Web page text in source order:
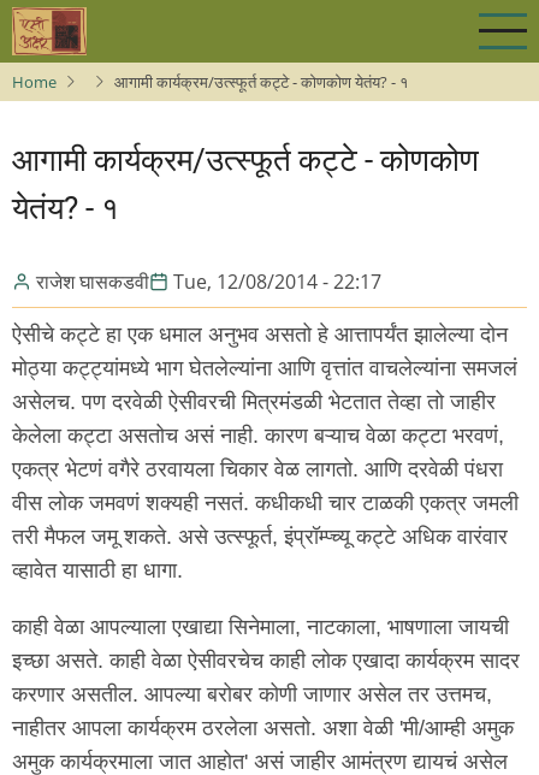
Skip
main
content
Home आगामी कार्यक्रम/उत्स्फूर्त कट्टे - कोणकोण येतंय? - १
आगामी कार्यक्रम/उत्स्फूर्त कट्टे - कोणकोण
येतंय? - १
राजेश घासकडवी Tue, 12/08/2014 - 22:17
ऐसीचे कट्टे हा एक धमाल अनुभव असतो हे आत्तापर्यंत झालेल्या दोन
मोठ्या कट्ट्यांमध्ये भाग घेतलेल्यांना आणि वृत्तांत वाचलेल्यांना समजलं
असेलच. पण दरवेळी ऐसीवरची मित्रमंडळी भेटतात तेव्हा तो जाहीर
केलेला कट्टा असतोच असं नाही. कारण बऱ्याच वेळा कट्टा भरवणं,
एकत्र भेटणं वगैरे ठरवायला चिकार वेळ लागतो. आणि दरवेळी पंधरा
वीस लोक जमवणं शक्यही नसतं. कधीकधी चार टाळकी एकत्र जमली
तरी मैफल जमू शकते. असे उत्स्फूर्त, इंप्रॉम्प्च्यू कट्टे अधिक वारंवार
व्हावेत यासाठी हा धागा.
काही वेळा आपल्याला एखाद्या सिनेमाला, नाटकाला, भाषणाला जायची
इच्छा असते. काही वेळा ऐसीवरचेच काही लोक एखादा कार्यक्रम सादर
करणार असतील. आपल्या बरोबर कोणी जाणार असेल तर उत्तमच,
नाहीतर आपला कार्यक्रम ठरलेला असतो. अशा वेळी 'मी/आम्ही अमुक
अमुक कार्यक्रमाला जात आहोत' असं जाहीर आमंत्रण द्यायचं असेल